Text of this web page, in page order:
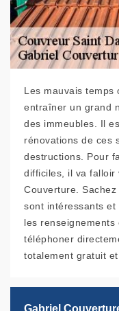
Les mauvais temps
entraîner un grand
des immeubles. Il
rénovations de ces
destructions. Pour
difficiles, il va falloir
Couverture.
sont intéressants
les renseignements
téléphoner
totalement gratuit